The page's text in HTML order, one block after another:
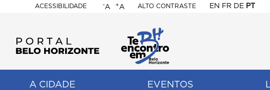
ACESSIBILIDADE
BELO
HORIZONTE
-A +A ALTO CONTRASTE EN FR DE PT
A CIDADE EVENTOS